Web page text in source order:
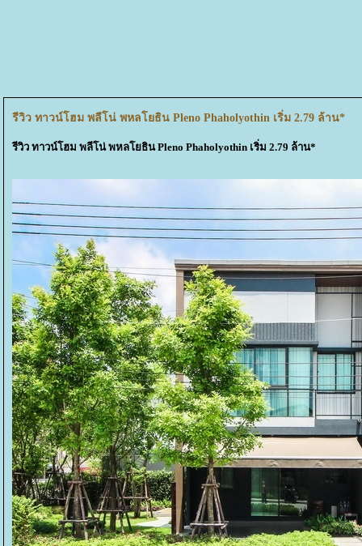
รีวิว ทาวน์โฮม พลีโน่ พหลโยธิน Pleno Phaholyothin เริ่ม 2.79 ล้าน*
รีวิว ทาวน์โฮม พลีโน่ พหลโยธิน Pleno Phaholyothin เริ่ม 2.79 ล้าน*